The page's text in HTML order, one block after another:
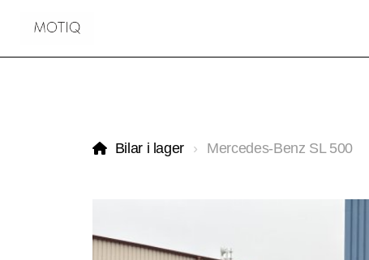
Bilar i lager Mercedes-Benz SL 500